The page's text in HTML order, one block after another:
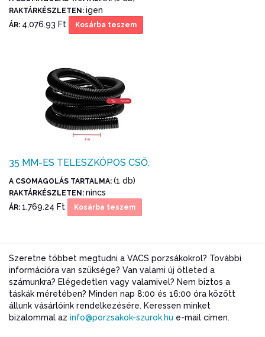
RAKTÁRKÉSZLETEN: igen
ÁR: 4,076.93 Ft Kosárba teszem
35 MM-ES TELESZKÓPOS CSŐ.
A CSOMAGOLÁS TARTALMA: (1 db)
RAKTÁRKÉSZLETEN: nincs
ÁR: 1,769.24 Ft Kosárba teszem
Szeretne többet megtudni a VACS porzsákokrol? További
információra van szüksége? Van valami új ötleted a
számunkra? Elégedetlen vagy valamivel? Nem biztos a
táskák méretében? Minden nap 8:00 és 16:00 óra között
állunk vásárlóink rendelkezésére. Keressen minket
bizalommal az info@porzsakok-szurok.hu e-mail címen.